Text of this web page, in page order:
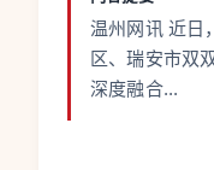
温州网讯 近日
区、瑞安市双
深度融合...